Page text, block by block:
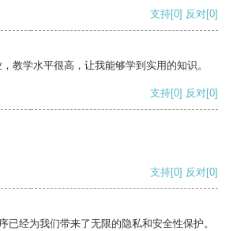
支持[0] 反对[0]
教学水平很高，让我能够学到实用的知识。
支持[0] 反对[0]
支持[0] 反对[0]
已经为我们带来了无限的隐私和安全性保护。